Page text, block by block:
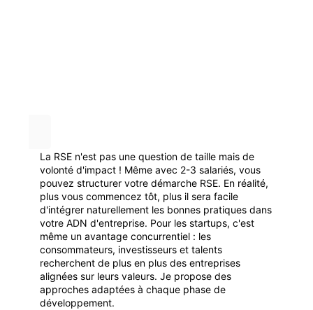
La RSE n'est pas une question de taille mais de
volonté d'impact ! Même avec 2-3 salariés, vous
pouvez structurer votre démarche RSE. En réalité,
plus vous commencez tôt, plus il sera facile
d'intégrer naturellement les bonnes pratiques dans
votre ADN d'entreprise. Pour les startups, c'est
même un avantage concurrentiel : les
consommateurs, investisseurs et talents
recherchent de plus en plus des entreprises
alignées sur leurs valeurs. Je propose des
approches adaptées à chaque phase de
développement.